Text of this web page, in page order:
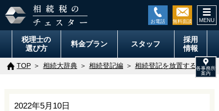
税理士の
選び方
料金プラン スタッフ
採用
情報
TOP 相続大辞典 相続登記編 相続登記を放置するリス
2022年5月10日